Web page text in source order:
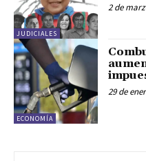
JUDICIALES
2 de
ECONOMÍA
29 de